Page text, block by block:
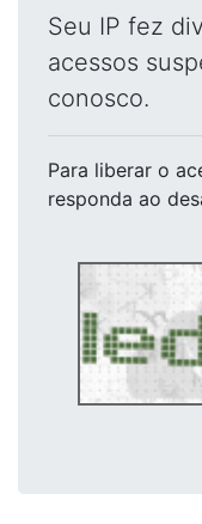
Seu IP fez
acessos
conosco.
Para liberar o
responda ao